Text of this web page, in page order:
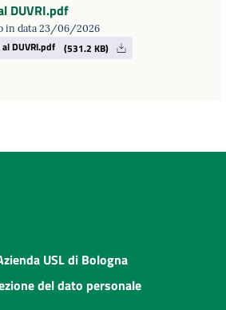
DUVRI.pdf
in data 23/06/2026
DUVRI.pdf (531.2 KB)
USL di Bologna
del dato personale